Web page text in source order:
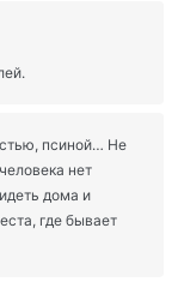
псиной… Не
нет
дома и
где бывает